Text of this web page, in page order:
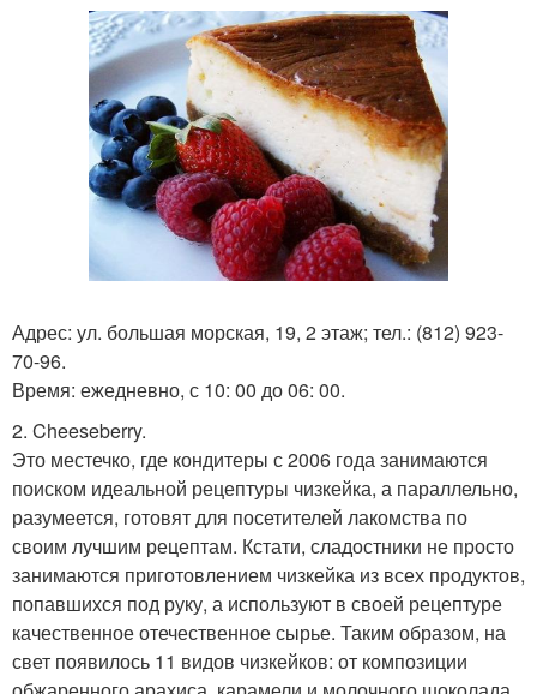
Адрес: ул. большая морская, 19, 2 этаж; тел.: (812) 923-
70-96.
Время: ежедневно, с 10: 00 до 06: 00.
2. Cheeseberry.
Это местечко, где кондитеры с 2006 года занимаются
поиском идеальной рецептуры чизкейка, а параллельно,
разумеется, готовят для посетителей лакомства по
своим лучшим рецептам. Кстати, сладостники не просто
занимаются приготовлением чизкейка из всех продуктов,
попавшихся под руку, а используют в своей рецептуре
качественное отечественное сырье. Таким образом, на
свет появилось 11 видов чизкейков: от композиции